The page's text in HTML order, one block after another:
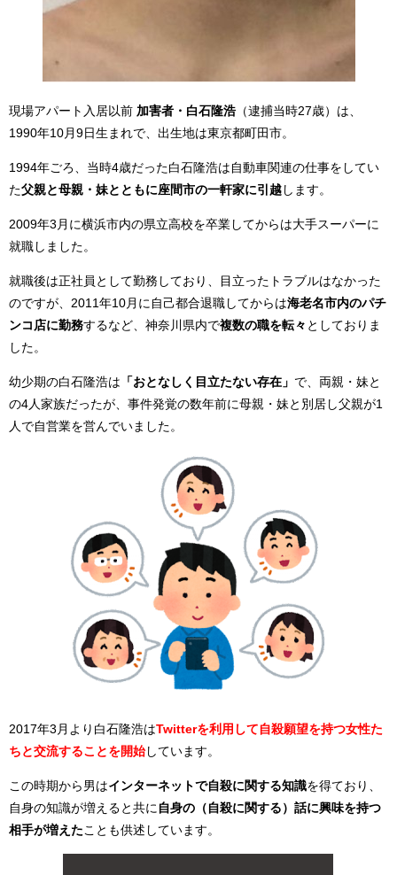
現場アパート入居以前 加害者・白石隆浩（逮捕当時27歳）は、
1990年10月9日生まれで、出生地は東京都町田市。
1994年ごろ、当時4歳だった白石隆浩は自動車関連の仕事をしてい
た父親と母親・妹とともに座間市の一軒家に引越 します。
2009年3月に横浜市内の県立高校を卒業してからは大手スーパーに
就職しました。
就職後は正社員として勤務しており、目立ったトラブルはなかった
のですが、2011年10月に自己都合退職してからは海老名市内のパチ
ンコ店に勤務するなど、神奈川県内で複数の職を転々 としておりま
した。
幼少期の白石隆浩は 「おとなしく目立たない存在」 で、両親・妹と
の4人家族だったが、事件発覚の数年前に母親・妹と別居し父親が1
人で自営業を営んでいました。
2017年3月より白石隆浩はTwitterを利用して自殺願望を持つ女性た
ちと交流することを開始しています。
この時期から男はインターネットで自殺に関する知識を得ており、
自身の知識が増えると共に 自身の（自殺に関する）話に興味を持つ
相手が増えた ことも供述しています。